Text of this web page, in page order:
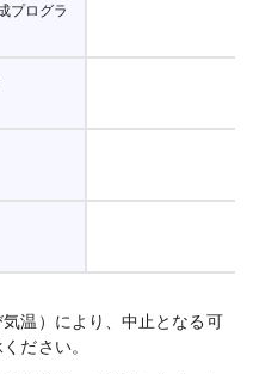
プログラ
温）により、中止となる可
ださい。